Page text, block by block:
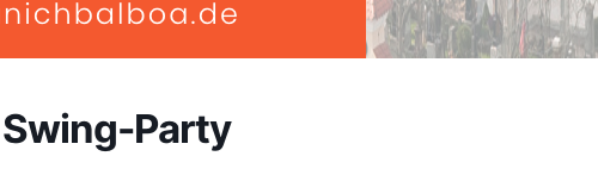
Party